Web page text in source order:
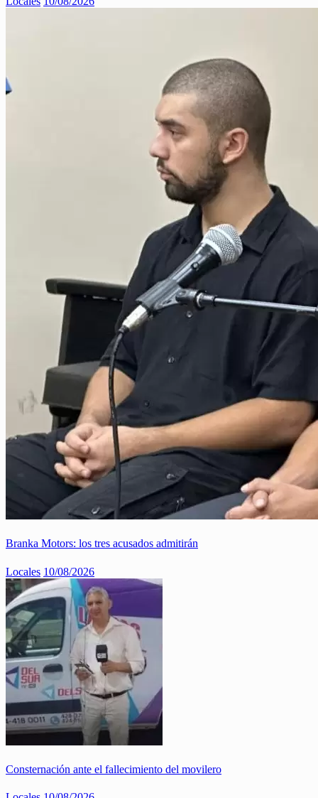
Branka Motors: los tres acusados admitirán
Locales 10/08/2026
Consternación ante el fallecimiento del movilero